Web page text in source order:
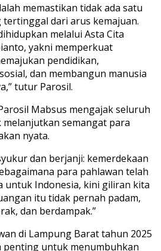
memastikan tidak ada satu
tertinggal dari arus kemajuan.
melalui Asta Cita
yakni memperkuat
pendidikan,
dan membangun manusia
tutur Parosil.
Mabsus mengajak seluruh
semangat para
nyata.
dan berjanji: kemerdekaan
para pahlawan telah
untuk Indonesia, kini giliran kita
itu tidak pernah padam,
dan berdampak.”
di Lampung Barat tahun 2025
penting untuk menumbuhkan